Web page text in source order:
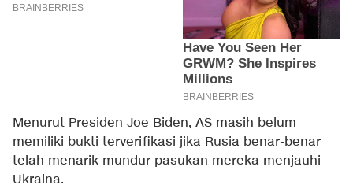
Menurut Presiden Joe Biden, AS masih belum
memiliki bukti terverifikasi jika Rusia benar-benar
telah menarik mundur pasukan mereka menjauhi
Ukraina.